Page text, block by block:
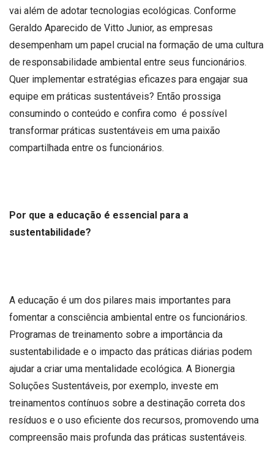
vai além de adotar tecnologias ecológicas. Conforme
Geraldo Aparecido de Vitto Junior, as empresas
desempenham um papel crucial na formação de uma cultura
de responsabilidade ambiental entre seus funcionários.
Quer implementar estratégias eficazes para engajar sua
equipe em práticas sustentáveis? Então prossiga
consumindo o conteúdo e confira como é possível
transformar práticas sustentáveis em uma paixão
compartilhada entre os funcionários.
Por que a educação é essencial para a
sustentabilidade?
A educação é um dos pilares mais importantes para
fomentar a consciência ambiental entre os funcionários.
Programas de treinamento sobre a importância da
sustentabilidade e o impacto das práticas diárias podem
ajudar a criar uma mentalidade ecológica. A Bionergia
Soluções Sustentáveis, por exemplo, investe em
treinamentos contínuos sobre a destinação correta dos
resíduos e o uso eficiente dos recursos, promovendo uma
compreensão mais profunda das práticas sustentáveis.